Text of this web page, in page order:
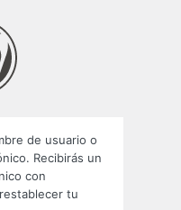
de usuario o
Recibirás un
con
tu